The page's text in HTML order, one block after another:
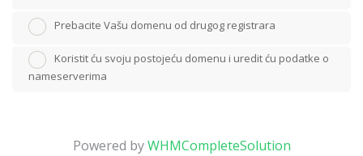
Prebacite Vašu domenu od drugog registrara
Koristit ću svoju postojeću domenu i uredit ću podatke o
nameserverima
Powered byWHMCompleteSolution